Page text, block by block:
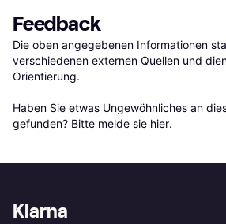
Feedback
Die oben angegebenen Informationen
verschiedenen externen Quellen und
Orientierung.
Haben Sie etwas Ungewöhnliches an
gefunden? Bitte melde sie hier.
Klarna